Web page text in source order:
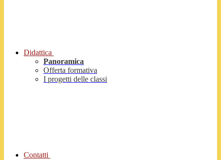
Didattica
Panoramica
Offerta formativa
I progetti delle classi
Contatti